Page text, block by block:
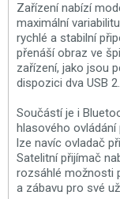
Zařízení nabízí
maximální
rychlé a stabilní
přenáší obraz ve
zařízení, jako jsou
dispozici dva USB
Součástí je i
hlasového
lze navíc ovladač
Satelitní přijímač
rozsáhlé možnosti
a zábavu pro své